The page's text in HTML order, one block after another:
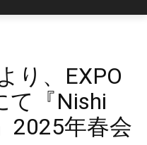
り、EXPO
て『Nishi
2025年春会